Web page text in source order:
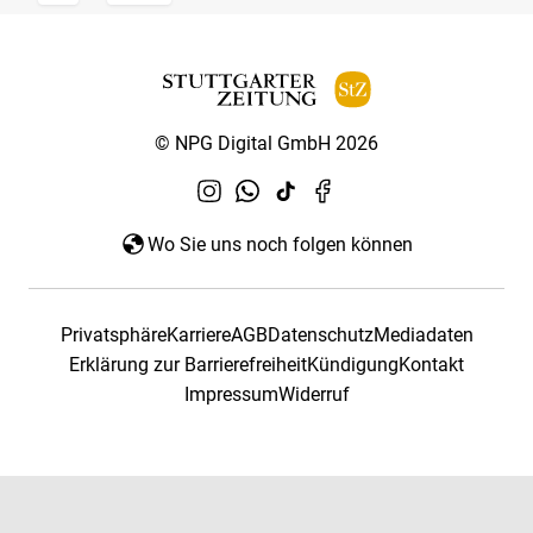
© NPG Digital GmbH 2026
Wo Sie uns noch folgen können
PrivatsphäreKarriereAGBDatenschutzMediadaten
Erklärung zur BarrierefreiheitKündigungKontakt
ImpressumWiderruf